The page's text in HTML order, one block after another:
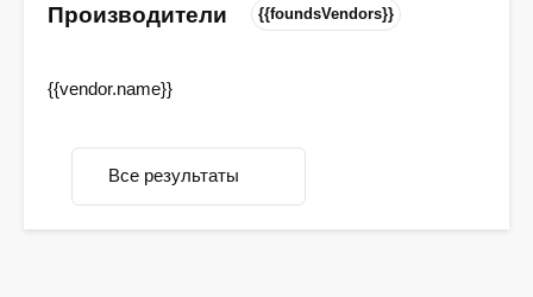
Производители {{foundsVendors}}
{{vendor.name}}
Все результаты